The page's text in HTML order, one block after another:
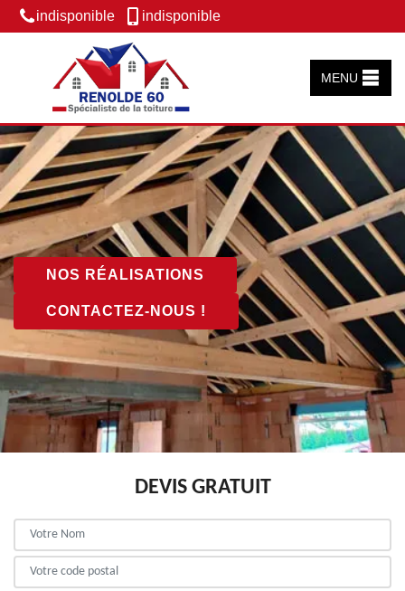
indisponible indisponible
MENU
NOS RÉALISATIONS
CONTACTEZ-NOUS !
DEVIS GRATUIT